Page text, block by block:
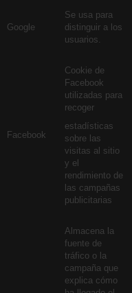
Google
Se usa para
distinguir a los
usuarios.
Facebook
Cookie de
Facebook
utilizadas para
recoger
estadísticas
sobre las
visitas al sitio
y el
rendimiento de
las campañas
publicitarias
Almacena la
fuente de
tráfico o la
campaña que
explica cómo